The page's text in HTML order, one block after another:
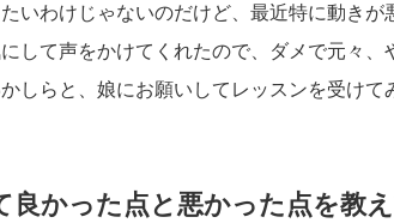
いわけじゃないのだけど、最近特に動きが
して声をかけてくれたので、ダメで元々、
しらと、娘にお願いしてレッスンを受けて
かった点と悪かった点を教え